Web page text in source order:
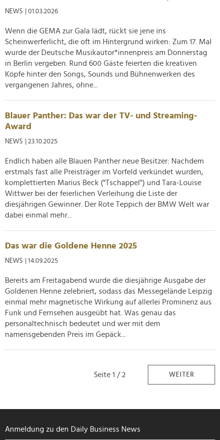
Verwendung unserer Website an unsere Partner für
soziale Medien, Werbung und Analysen weiter. Unsere
Partner führen diese Informationen möglicherweise mit
weiteren Daten zusammen, die Sie ihnen bereitgestellt
haben oder die sie im Rahmen Ihrer Nutzung der Dienste
gesammelt haben.
NEWS | 01.03.2026
Wenn die GEMA zur Gala lädt, rückt sie jene ins
Scheinwerferlicht, die oft im Hintergrund wirken: Zum 17. Mal
wurde der Deutsche Musikautor*innenpreis am Donnerstag
in Berlin vergeben. Rund 600 Gäste feierten die kreativen
Köpfe hinter den Songs, Sounds und Bühnenwerken des
vergangenen Jahres, ohne...
Blauer Panther: Das war der TV- und Streaming-
Award
NEWS | 23.10.2025
Endlich haben alle Blauen Panther neue Besitzer: Nachdem
erstmals fast alle Preisträger im Vorfeld verkündet wurden,
komplettierten Marius Beck ("Tschappel") und Tara-Louise
Wittwer bei der feierlichen Verleihung die Liste der
diesjährigen Gewinner. Der Rote Teppich der BMW Welt war
dabei einmal mehr...
Das war die Goldene Henne 2025
NEWS | 14.09.2025
Bereits am Freitagabend wurde die diesjährige Ausgabe der
Goldenen Henne zelebriert, sodass das Messegelände Leipzig
einmal mehr magnetische Wirkung auf allerlei Prominenz aus
Funk und Fernsehen ausgeübt hat. Was genau das
personaltechnisch bedeutet und wer mit dem
namensgebenden Preis im Gepäck...
Seite 1 / 2 WEITER
Anmeldung zu den Daily Business News